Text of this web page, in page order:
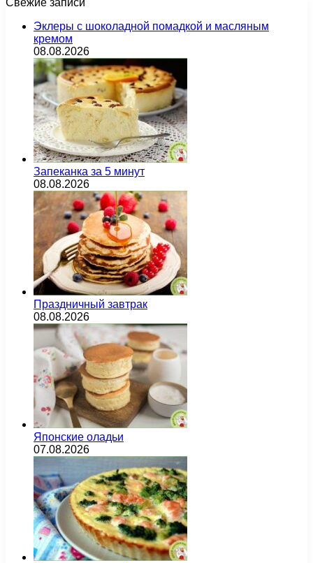
Свежие записи
Эклеры с шоколадной помадкой и масляным
кремом
08.08.2026
Запеканка за 5 минут
08.08.2026
Праздничный завтрак
08.08.2026
Японские оладьи
07.08.2026